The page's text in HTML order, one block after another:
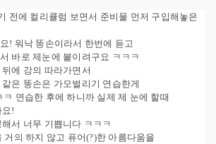
전에 컬리큘럼 보면서 준비물 먼저 구입해놓은
! 워낙 똥손이라서 한번에 듣고
바로 제눈에 붙이려구요 ㅋㅋㅋ
에 강의 따라가면서
은 똥손은 가모벌리기 연습한게
연습한 후에 하니까 실제 제 눈에 할때
요!
서 너무 기쁩니다 ㅋㅋㅋ
거의 하지 않고 퓨어(?)한 아름다움을